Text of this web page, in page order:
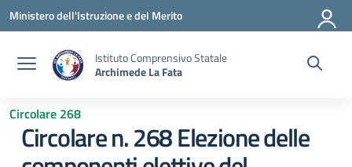
Vai ai contenuti
Vai al menu di navigazione
Vai al footer
Ministero dell'Istruzione e del Merito
Istituto Comprensivo Statale
Archimede La Fata
Circolare 268
Circolare n. 268 Elezione delle